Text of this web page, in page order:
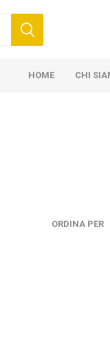
HOME CHI
ORDINA PER